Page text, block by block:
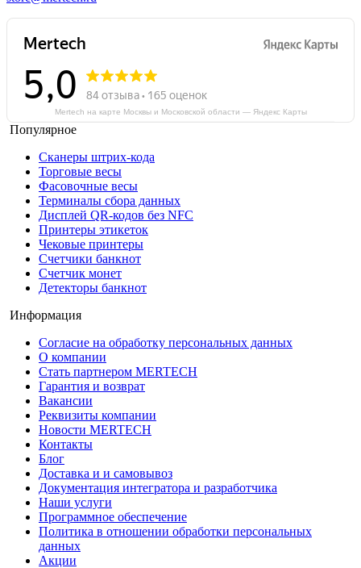
Mertech на карте Москвы и Московской области — Яндекс Карты
Популярное
Сканеры штрих-кода
Торговые весы
Фасовочные весы
Терминалы сбора данных
Дисплей QR-кодов без NFC
Принтеры этикеток
Чековые принтеры
Счетчики банкнот
Счетчик монет
Детекторы банкнот
Информация
Согласие на обработку персональных данных
О компании
Стать партнером MERTECH
Гарантия и возврат
Вакансии
Реквизиты компании
Новости MERTECH
Контакты
Блог
Доставка и и самовывоз
Документация интегратора и разработчика
Наши услуги
Программное обеспечение
Политика в отношении обработки персональных
данных
Акции